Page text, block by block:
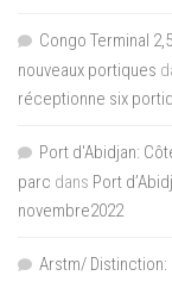
Congo Terminal
nouveaux portiques
réceptionne six
Port d'Abidjan:
parc dans Port
novembre2022
Arstm/ Distinction: